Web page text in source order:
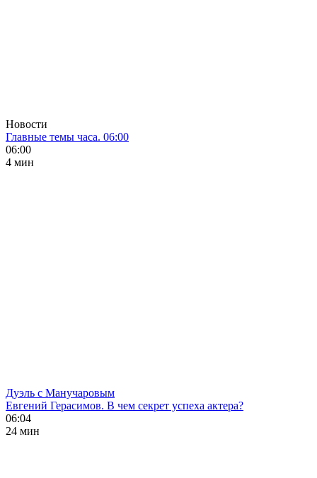
Новости
Главные темы часа. 06:00
06:00
4 мин
Дуэль с Манучаровым
Евгений Герасимов. В чем секрет успеха актера?
06:04
24 мин